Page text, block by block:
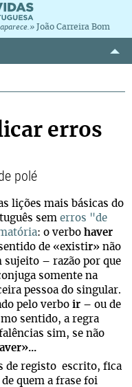
João Carreira Bom
erros
polé
lições mais básicas do
sem erros "de
: o verbo haver
de «existir» não
sujeito – razão por que
somente na
pessoa do singular.
pelo verbo ir – ou de
sentido, a regra
sim, se não
de registo escrito, fica
quem a frase foi